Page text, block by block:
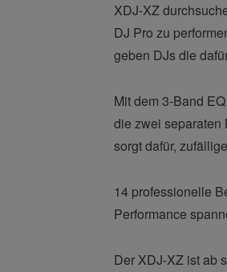
XDJ-XZ
DJ Pro zu
geben DJs die
Mit dem 3-Band
die zwei separaten
sorgt dafür,
14 professionelle
Performance
Der XDJ-XZ ist ab